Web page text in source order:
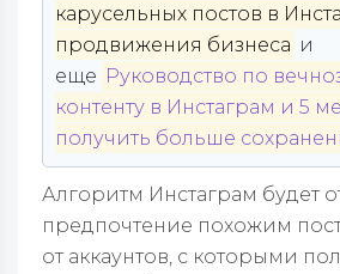
карусельных постов в
продвижения бизнеса и
еще Руководство по
контенту в Инстаграм и 5
получить больше
Алгоритм Инстаграм будет
предпочтение похожим
от аккаунтов, с которыми